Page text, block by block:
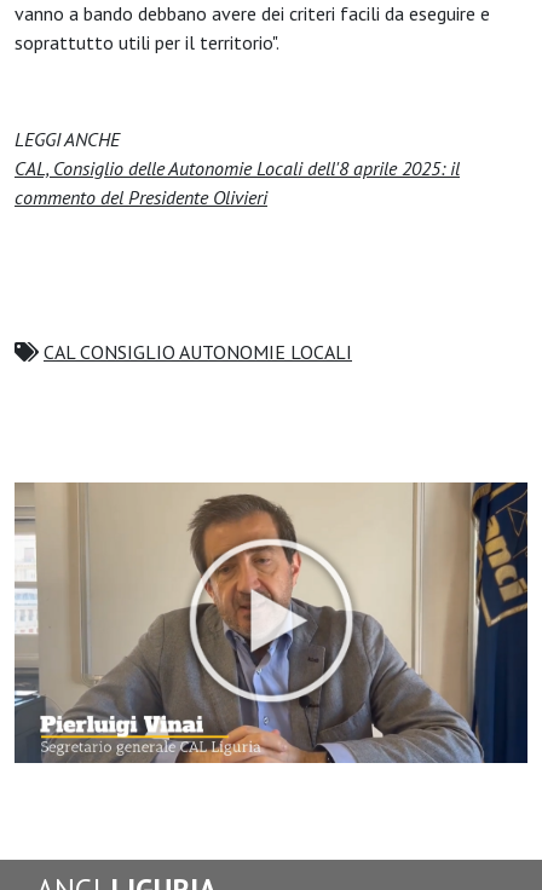
vanno a bando debbano avere dei criteri facili da eseguire e
soprattutto utili per il territorio".
LEGGI ANCHE
CAL, Consiglio delle Autonomie Locali dell'8 aprile 2025: il
commento del Presidente Olivieri
CAL CONSIGLIO AUTONOMIE LOCALI